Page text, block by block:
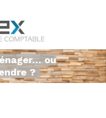
ou
?